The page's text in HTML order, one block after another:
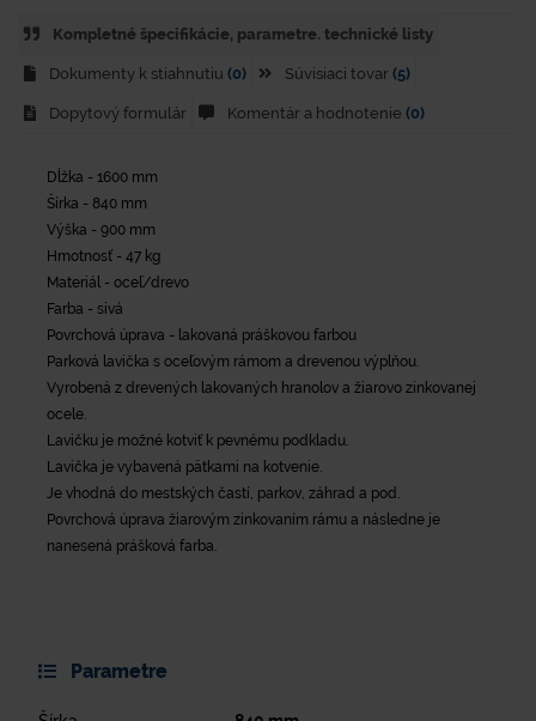
Kompletné špecifikácie, parametre. technické listy
Dokumenty k stiahnutiu (0) Súvisiaci tovar (5)
Dopytový formulár Komentár a hodnotenie (0)
Dĺžka - 1600 mm
Šírka - 840 mm
Výška - 900 mm
Hmotnosť - 47 kg
Materiál - oceľ/drevo
Farba - sivá
Povrchová úprava - lakovaná práškovou farbou
Parková lavička s oceľovým rámom a drevenou výplňou.
Vyrobená z drevených lakovaných hranolov a žiarovo zinkovanej
ocele.
Lavičku je možné kotviť k pevnému podkladu.
Lavička je vybavená pätkami na kotvenie.
Je vhodná do mestských častí, parkov, záhrad a pod.
Povrchová úprava žiarovým zinkovaním rámu a následne je
nanesená prášková farba.
Parametre